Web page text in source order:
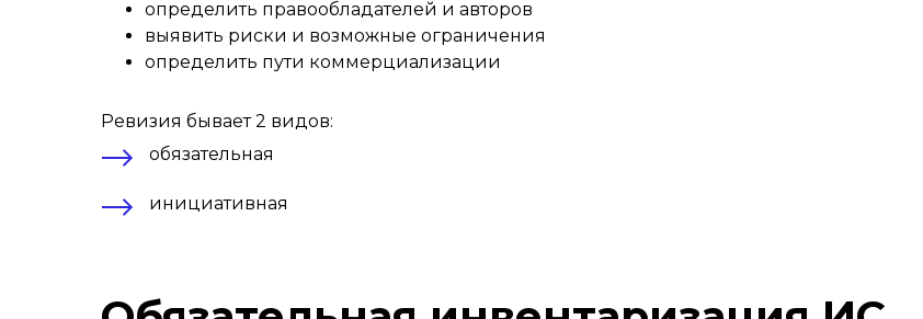
определить правообладателей и авторов
выявить риски и возможные ограничения
определить пути коммерциализации
Ревизия бывает 2 видов:
обязательная
инициативная